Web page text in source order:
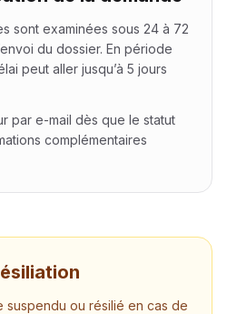
sont examinées sous 24 à 72
du dossier. En période
peut aller jusqu’à 5 jours
par e-mail dès que le statut
complémentaires
suspendu ou résilié en cas de